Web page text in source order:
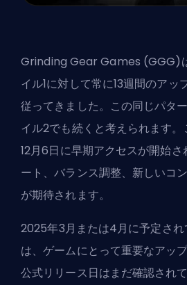
Grinding Gear Games (GGG)
イル1に対して常に13週間のアッ
従ってきました。この同じパタ
イル2でも続くと考えられます
12月6日に早期アクセスが開始
ート、バランス調整、新しいコ
が期待されます。
2025年3月または4月に予定さ
は、ゲームにとって重要なアッ
公式リリース日はまだ確認され